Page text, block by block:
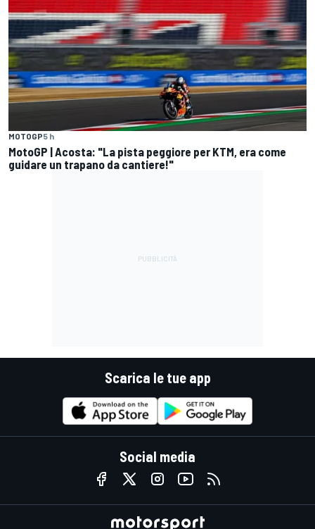
MOTOGP5 h
MotoGP | Acosta: "La pista peggiore per KTM, era come
guidare un trapano da cantiere!"
Scarica le tue app
Social media